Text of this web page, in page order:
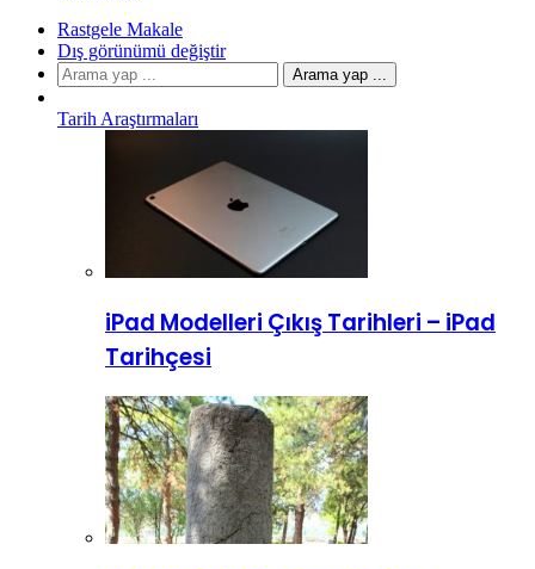
Rastgele Makale
Dış görünümü değiştir
Arama yap ...
Tarih Araştırmaları
iPad Modelleri Çıkış Tarihleri – iPad
Tarihçesi